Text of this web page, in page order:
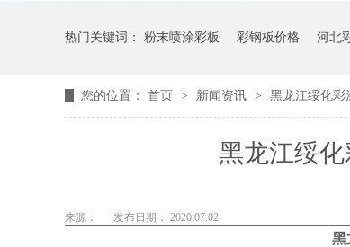
热门关键词： 粉末喷涂彩板 彩钢板价格 河北
您的位置： 首页 > 新闻资讯 > 黑龙江绥化彩
黑龙江绥
来源： 发布日期： 2020.07.02
黑